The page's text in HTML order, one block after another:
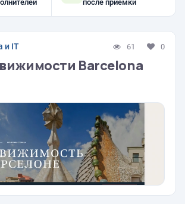
после приёмки
и IT 61 0
Barcelona